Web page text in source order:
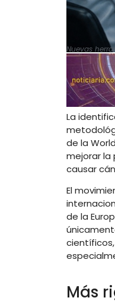
Nuevas
La
de la
mejorar la
causar
El
de la
Más